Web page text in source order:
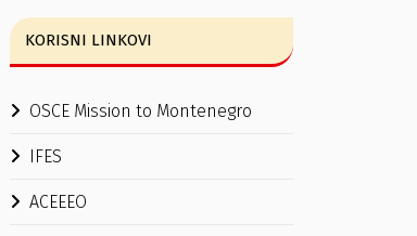
KORISNI LINKOVI
OSCE Mission to Montenegro
IFES
ACEEEO